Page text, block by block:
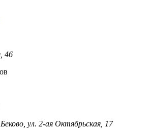
46
ул. 2-ая Октябрьская, 17